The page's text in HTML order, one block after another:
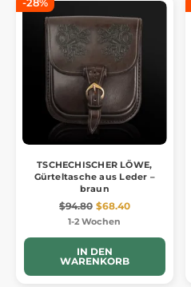
-28%
TSCHECHISCHER LÖWE,
Gürteltasche aus Leder –
braun
$94.80 $68.40
1-2 Wochen
IN DEN
WARENKORB